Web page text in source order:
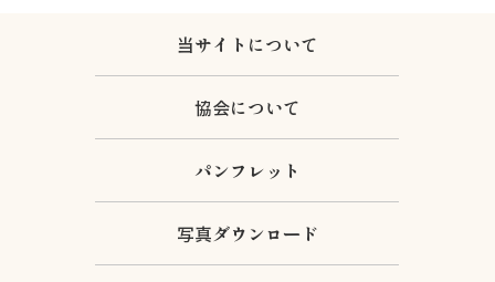
当サイトについて
協会について
パンフレット
写真ダウンロード